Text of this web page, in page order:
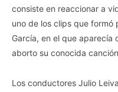
consiste en reaccionar a
uno de los clips que formó
García, en el que aparecía
aborto su conocida
Los conductores Julio